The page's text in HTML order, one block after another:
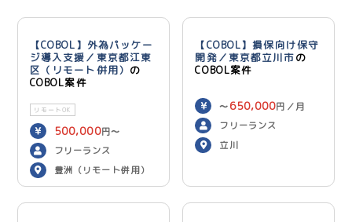
【COBOL】外為パッケー
ジ導入支援／東京都江東
区（リモート併用） の
COBOL案件
リモートOK
500,000円〜
600,000 円／月
フリーランス
豊洲（リモート併用）
【COBOL】損保向け保守
開発／東京都立川市の
COBOL案件
〜 650,000円／月
フリーランス
立川